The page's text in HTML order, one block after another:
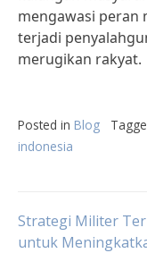
mengawasi peran
terjadi
merugikan rakyat.
Posted in Blog
indonesia
Post
Strategi Militer
untuk